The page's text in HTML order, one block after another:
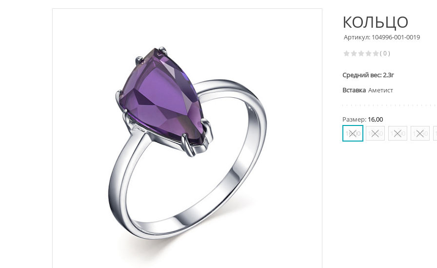
КОЛЬЦО
Артикул: 104996-001-0019
( 0 )
Средний вес: 2.3г
Вставка Аметист
Размер: 16,00
16,00
16,50 17,00 17,50